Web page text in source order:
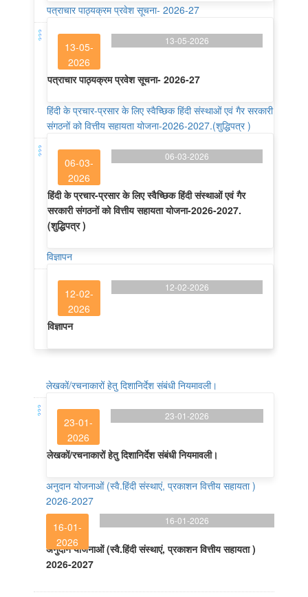
पत्राचार पाठ्यक्रम प्रवेश सूचना- 2026-27
13-05-
2026
13-05-2026
पत्राचार पाठ्यक्रम प्रवेश सूचना- 2026-27
हिंदी के प्रचार-प्रसार के लिए स्वैच्छिक हिंदी संस्थाओं एवं गैर सरकारी
संगठनों को वित्तीय सहायता योजना-2026-2027.(शुद्धिपत्र )
06-03-
2026
06-03-2026
हिंदी के प्रचार-प्रसार के लिए स्वैच्छिक हिंदी संस्थाओं एवं गैर
सरकारी संगठनों को वित्तीय सहायता योजना-2026-2027.
(शुद्धिपत्र )
विज्ञापन
12-02-
2026
12-02-2026
विज्ञापन
लेखकों/रचनाकारों हेतु दिशानिर्देश संबंधी नियमावली।
23-01-
2026
23-01-2026
लेखकों/रचनाकारों हेतु दिशानिर्देश संबंधी नियमावली।
अनुदान योजनाओं (स्वै.हिंदी संस्थाएं, प्रकाशन वित्तीय सहायता )
2026-2027
16-01-
2026
16-01-2026
अनुदान योजनाओं (स्वै.हिंदी संस्थाएं, प्रकाशन वित्तीय सहायता )
2026-2027